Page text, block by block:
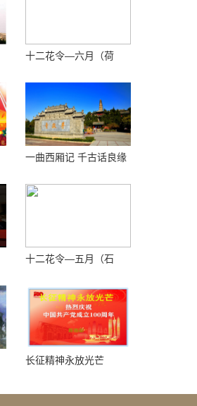
十二花令—六月（荷
一曲西厢记 千古话良缘
十二花令—五月（石
长征精神永放光芒